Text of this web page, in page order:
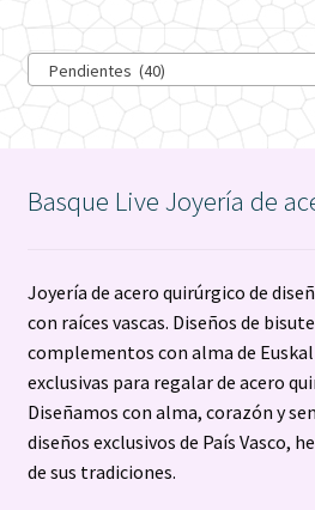
Pendientes (40)
Basque Live Joyería de
Joyería de acero quirúrgico de
con raíces vascas. Diseños de
complementos con alma de
exclusivas para regalar de acero
Diseñamos con alma, corazón y
diseños exclusivos de País Vasco,
de sus tradiciones.